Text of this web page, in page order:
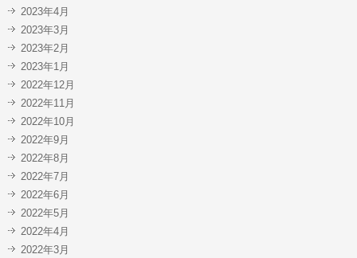
2023年4月
2023年3月
2023年2月
2023年1月
2022年12月
2022年11月
2022年10月
2022年9月
2022年8月
2022年7月
2022年6月
2022年5月
2022年4月
2022年3月